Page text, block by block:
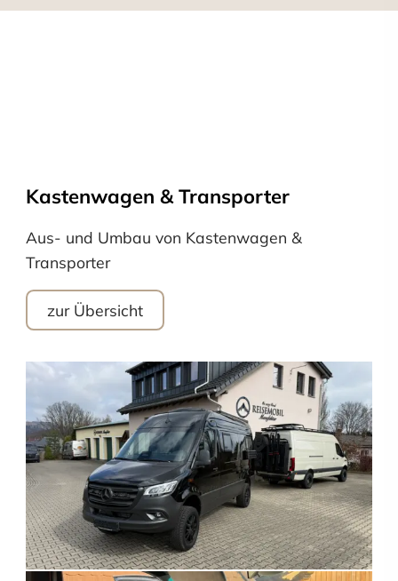
Kastenwagen & Transporter
Aus- und Umbau von Kastenwagen &
Transporter
zur Übersicht
Der ausgebauteMercedes-Benz Sprinter 4x4mit
Rundsitzgruppe kombiniert Offroad-Tauglichkeit
und luxuriöse Autarkie in einem durchdachten
Wohnmobil.